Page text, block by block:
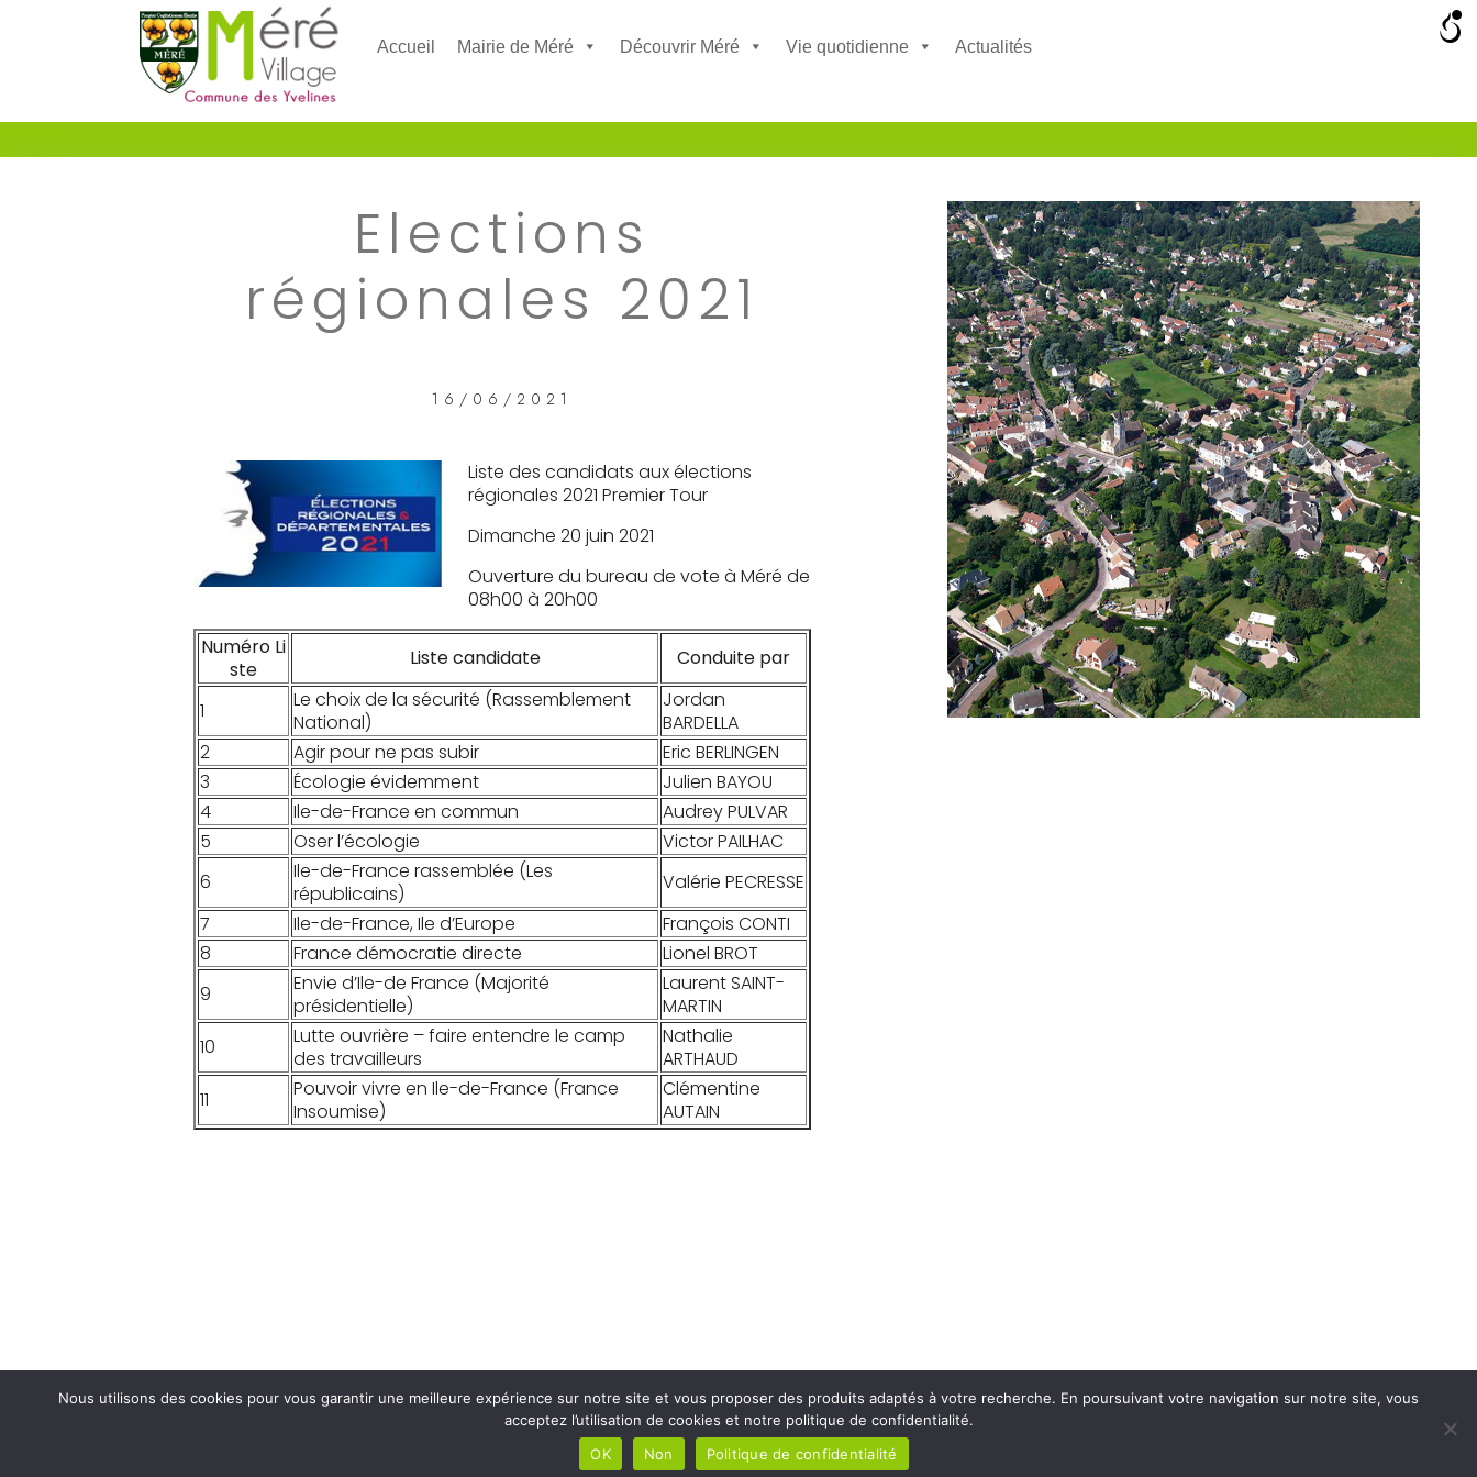
Accueil Mairie de Méré Découvrir Méré Vie quotidienne Actualités
Elections
régionales 2021
16/06/2021
Liste des candidats aux élections
régionales 2021 Premier Tour
Dimanche 20 juin 2021
Ouverture du bureau de vote à Méré de
08h00 à 20h00
Numéro Li
ste
Liste candidate Conduite par
1
Le choix de la sécurité (Rassemblement
National)
Jordan
BARDELLA
2
Agir pour ne pas subir
Eric BERLINGEN
3
Écologie évidemment
Julien BAYOU
4
Ile-de-France en commun
Audrey PULVAR
5
Oser l’écologie
Victor PAILHAC
6
Ile-de-France rassemblée (Les
républicains)
Valérie PECRESSE
7
Ile-de-France, Ile d’Europe
François CONTI
8
France démocratie directe
Lionel BROT
9
Envie d’Ile-de France (Majorité
présidentielle)
Laurent SAINT-
MARTIN
10
Lutte ouvrière – faire entendre le camp
des travailleurs
Nathalie
ARTHAUD
11
Pouvoir vivre en Ile-de-France (France
Insoumise)
Clémentine
AUTAIN
Nous utilisons des cookies pour vous garantir une meilleure expérience sur notre site et vous proposer des produits adaptés à votre recherche. En poursuivant votre navigation sur notre site, vous
acceptez l’utilisation de cookies et notre politique de confidentialité.
OK
Non Politique de confidentialité